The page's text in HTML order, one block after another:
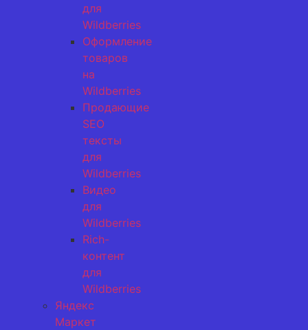
для
Wildberries
Оформление
товаров
на
Wildberries
Продающие
SEO
тексты
для
Wildberries
Видео
для
Wildberries
Rich-
контент
для
Wildberries
Яндекс
Маркет